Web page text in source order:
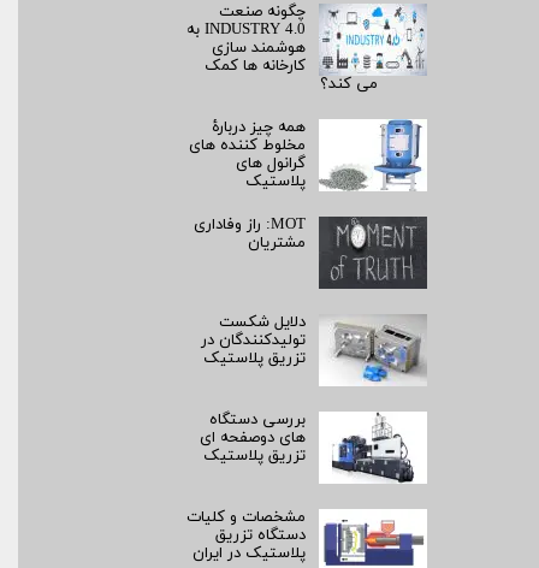
چگونه صنعت
INDUSTRY 4.0 به
هوشمند سازی
کارخانه ها کمک
می کند؟
همه چیز دربارۀ
مخلوط کننده های
گرانول های
پلاستیک
MOT: راز وفاداری
مشتریان
دلایل شکست
تولیدکنندگان در
تزریق پلاستیک
بررسی دستگاه
های دوصفحه ای
تزریق پلاستیک
مشخصات و کلیات
دستگاه تزریق
پلاستیک در ایران